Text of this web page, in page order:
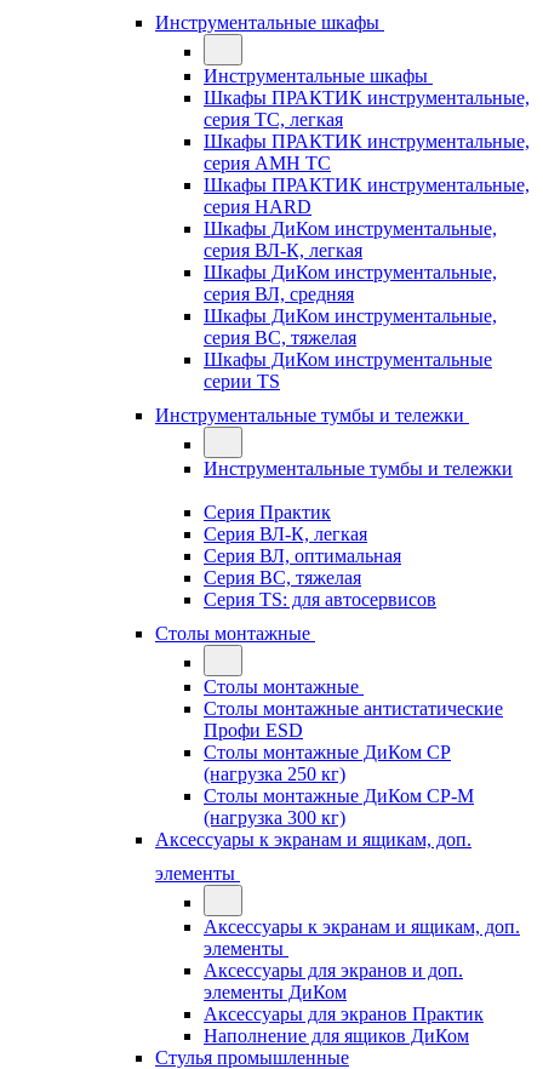
Инструментальные шкафы
Инструментальные шкафы
Шкафы ПРАКТИК инструментальные,
серия TC, легкая
Шкафы ПРАКТИК инструментальные,
серия AMH TC
Шкафы ПРАКТИК инструментальные,
серия HARD
Шкафы ДиКом инструментальные,
cерия ВЛ-К, легкая
Шкафы ДиКом инструментальные,
серия ВЛ, средняя
Шкафы ДиКом инструментальные,
серия ВС, тяжелая
Шкафы ДиКом инструментальные
серии TS
Инструментальные тумбы и тележки
Инструментальные тумбы и тележки
Серия Практик
Серия ВЛ-К, легкая
Серия ВЛ, оптимальная
Серия ВС, тяжелая
Серия TS: для автосервисов
Столы монтажные
Столы монтажные
Столы монтажные антистатические
Профи ESD
Столы монтажные ДиКом СР
(нагрузка 250 кг)
Столы монтажные ДиКом СР-М
(нагрузка 300 кг)
Аксессуары к экранам и ящикам, доп.
элементы
Аксессуары к экранам и ящикам, доп.
элементы
Аксессуары для экранов и доп.
элементы ДиКом
Аксессуары для экранов Практик
Наполнение для ящиков ДиКом
Стулья промышленные